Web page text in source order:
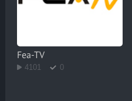
Fea-TV
4101 0